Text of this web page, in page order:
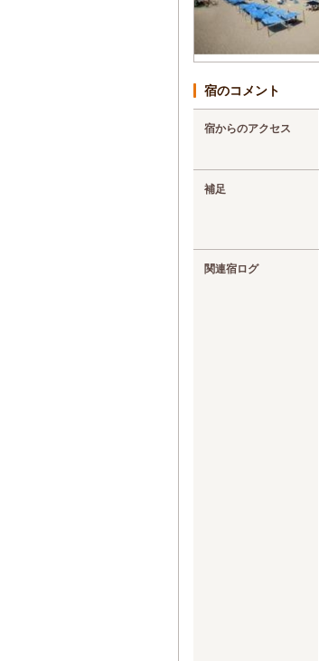
宿のコメント
宿からのアクセス
補足
関連宿ログ